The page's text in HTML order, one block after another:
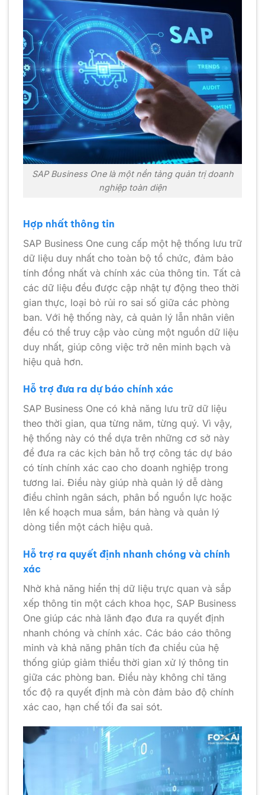
SAP Business One là một nền tảng quản trị doanh
nghiệp toàn diện
Hợp nhất thông tin
SAP Business One cung cấp một hệ thống lưu trữ
dữ liệu duy nhất cho toàn bộ tổ chức, đảm bảo
tính đồng nhất và chính xác của thông tin. Tất cả
các dữ liệu đều được cập nhật tự động theo thời
gian thực, loại bỏ rủi ro sai số giữa các phòng
ban. Với hệ thống này, cả quản lý lẫn nhân viên
đều có thể truy cập vào cùng một nguồn dữ liệu
duy nhất, giúp công việc trở nên minh bạch và
hiệu quả hơn.
Hỗ trợ đưa ra dự báo chính xác
SAP Business One có khả năng lưu trữ dữ liệu
theo thời gian, qua từng năm, từng quý. Vì vậy,
hệ thống này có thể dựa trên những cơ sở này
để đưa ra các kịch bản hỗ trợ công tác dự báo
có tính chính xác cao cho doanh nghiệp trong
tương lai. Điều này giúp nhà quản lý dễ dàng
điều chỉnh ngân sách, phân bổ nguồn lực hoặc
lên kế hoạch mua sắm, bán hàng và quản lý
dòng tiền một cách hiệu quả.
Hỗ trợ ra quyết định nhanh chóng và chính
xác
Nhờ khả năng hiển thị dữ liệu trực quan và sắp
xếp thông tin một cách khoa học, SAP Business
One giúp các nhà lãnh đạo đưa ra quyết định
nhanh chóng và chính xác. Các báo cáo thông
minh và khả năng phân tích đa chiều của hệ
thống giúp giảm thiểu thời gian xử lý thông tin
giữa các phòng ban. Điều này không chỉ tăng
tốc độ ra quyết định mà còn đảm bảo độ chính
xác cao, hạn chế tối đa sai sót.